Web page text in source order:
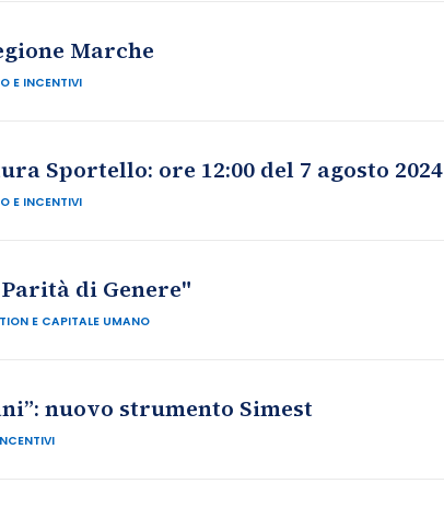
Marche
E INCENTIVI
Sportello: ore 12:00 del 7 agosto 2024
E INCENTIVI
di Genere"
E CAPITALE UMANO
nuovo strumento Simest